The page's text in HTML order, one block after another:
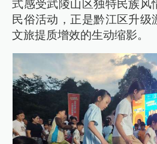
式感受武陵山区独特民族风
民俗活动，正是黔江区升级
文旅提质增效的生动缩影。